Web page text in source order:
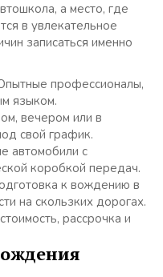
а место, где
в увлекательное
записаться именно
профессионалы,
языком.
вечером или в
свой график.
автомобили с
коробкой передач.
к вождению в
на скользких дорогах.
рассрочка и